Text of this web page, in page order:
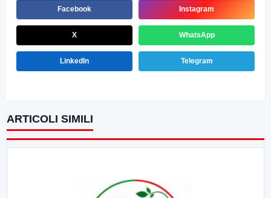
Facebook Instagram
X WhatsApp
LinkedIn Telegram
ARTICOLI SIMILI